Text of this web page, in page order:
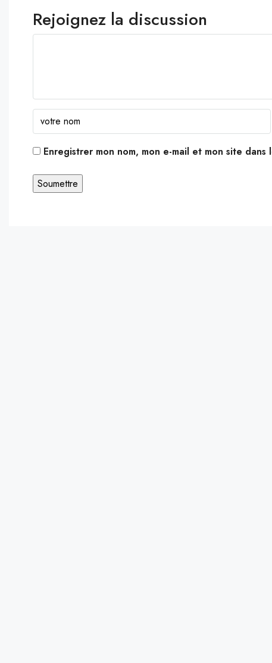
Rejoignez la discussion
Enregistrer mon nom, mon e-mail et mon site